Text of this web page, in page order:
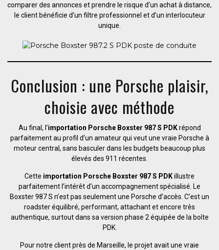
comparer des annonces et prendre le risque d’un achat à distance,
le client bénéficie d’un filtre professionnel et d’un interlocuteur
unique.
Conclusion : une Porsche plaisir,
choisie avec méthode
Au final, l’importation Porsche Boxster 987 S PDKrépond
parfaitement au profil d’un amateur qui veut une vraie Porsche à
moteur central, sans basculer dans les budgets beaucoup plus
élevés des 911 récentes.
Cette importation Porsche Boxster 987 S PDKillustre
parfaitement l’intérêt d’un accompagnement spécialisé. Le
Boxster 987 S n’est pas seulement une Porsche d’accès. C’est un
roadster équilibré, performant, attachant et encore très
authentique, surtout dans sa version phase 2 équipée de la boîte
PDK.
Pour notre client près de Marseille, le projet avait une vraie